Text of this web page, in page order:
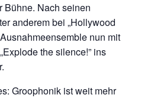
Bühne. Nach seinen
anderem bei „Hollywood
nun mit
the silence!” ins
Groophonik ist weit mehr